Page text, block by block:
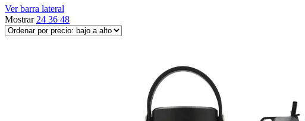
Ver barra lateral
Mostrar 24 36 48